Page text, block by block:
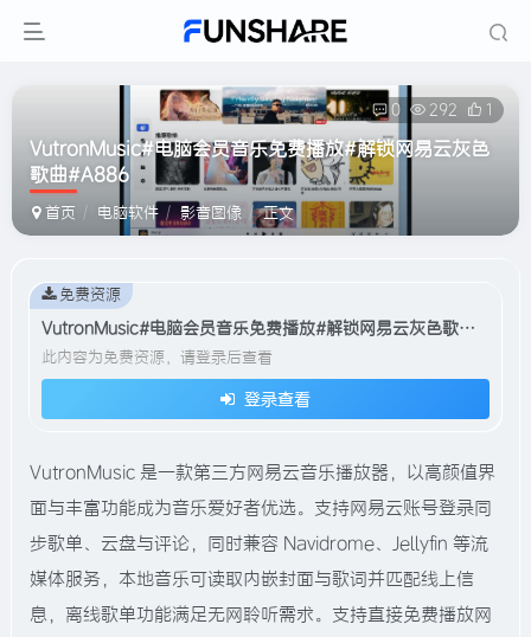
VutronMusic#电脑会员音乐免费播放#解锁网易云灰色
歌曲#A886
首页 电脑软件 影音图像 正文
0 292 1
VutronMusic#电脑会员音乐免费播放#解锁网易云灰色歌曲#A886
此内容为免费资源，请登录后查看
登录查看
免费资源
VutronMusic 是一款第三方网易云音乐播放器，以高颜值界
面与丰富功能成为音乐爱好者优选。支持网易云账号登录同
步歌单、云盘与评论，同时兼容 Navidrome、Jellyfin 等流
媒体服务，本地音乐可读取内嵌封面与歌词并匹配线上信
息，离线歌单功能满足无网聆听需求。​支持直接免费播放网